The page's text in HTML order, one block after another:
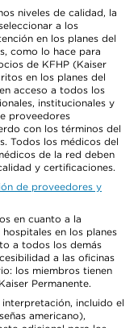
niveles de calidad, la
a los
en los planes del
como lo hace para
de KFHP (Kaiser
en los planes del
acceso a todos los
institucionales y
proveedores
con los términos del
Todos los médicos del
de la red deben
y certificaciones.
de proveedores y
en cuanto a la
en los planes
a todos los demás
a las oficinas
los miembros tienen
Permanente.
incluido el
americano),